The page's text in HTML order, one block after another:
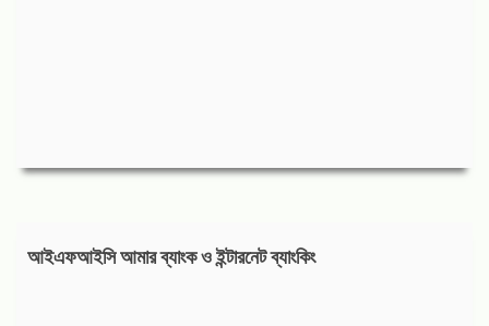
আইএফআইসি আমার ব্যাংক ও ইন্টারনেট ব্যাংকিং